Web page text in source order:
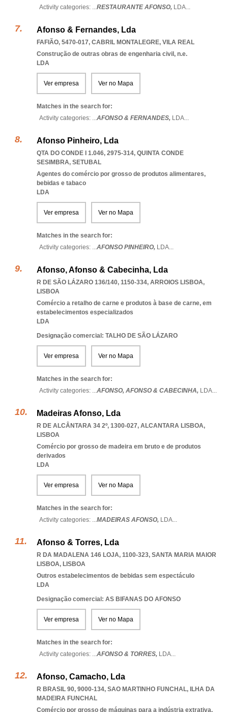
Activity categories: ...RESTAURANTE AFONSO, LDA...
Afonso & Fernandes, Lda
FAFIÃO, 5470-017, CABRIL MONTALEGRE, VILA REAL
Construção de outras obras de engenharia civil, n.e.
LDA
Ver empresa Ver no Mapa
Matches in the search for:
Activity categories: ...AFONSO & FERNANDES, LDA...
Afonso Pinheiro, Lda
QTA DO CONDE I 1.046, 2975-314, QUINTA CONDE
SESIMBRA, SETUBAL
Agentes do comércio por grosso de produtos alimentares,
bebidas e tabaco
LDA
Ver empresa Ver no Mapa
Matches in the search for:
Activity categories: ...AFONSO PINHEIRO, LDA...
Afonso, Afonso & Cabecinha, Lda
R DE SÃO LÁZARO 136/140, 1150-334, ARROIOS LISBOA,
LISBOA
Comércio a retalho de carne e produtos à base de carne, em
estabelecimentos especializados
LDA
Designação comercial: TALHO DE SÃO LÁZARO
Ver empresa Ver no Mapa
Matches in the search for:
Activity categories: ...AFONSO, AFONSO & CABECINHA, LDA...
Madeiras Afonso, Lda
R DE ALCÂNTARA 34 2º, 1300-027, ALCANTARA LISBOA,
LISBOA
Comércio por grosso de madeira em bruto e de produtos
derivados
LDA
Ver empresa Ver no Mapa
Matches in the search for:
Activity categories: ...MADEIRAS AFONSO, LDA...
Afonso & Torres, Lda
R DA MADALENA 146 LOJA, 1100-323, SANTA MARIA MAIOR
LISBOA, LISBOA
Outros estabelecimentos de bebidas sem espectáculo
LDA
Designação comercial: AS BIFANAS DO AFONSO
Ver empresa Ver no Mapa
Matches in the search for:
Activity categories: ...AFONSO & TORRES, LDA...
Afonso, Camacho, Lda
R BRASIL 90, 9000-134, SAO MARTINHO FUNCHAL, ILHA DA
MADEIRA FUNCHAL
Comércio por grosso de máquinas para a indústria extrativa,